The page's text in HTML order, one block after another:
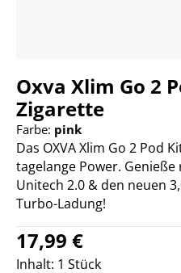
Oxva Xlim Go 2
Zigarette
Farbe: pink
Das OXVA Xlim Go 2 Pod
tagelange Power.
Unitech 2.0 & den neuen
Turbo-Ladung!
Regulärer Preis:
17,99 €
Inhalt: 1 Stück